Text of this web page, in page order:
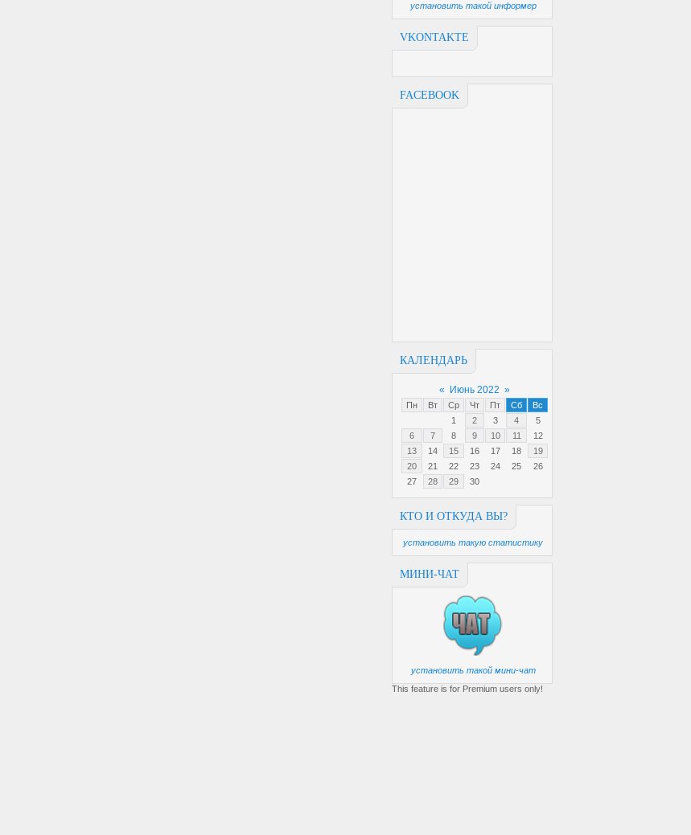
установить такой информер
VKONTAKTE
FACEBOOK
КАЛЕНДАРЬ
« Июнь 2022 »
Пн Вт Ср Чт Пт Сб
Вс
1
2 3 4
5
6
7 8 9 10 11
12
13
14 15 16 17 18
19
20
21 22 23 24 25
26
27
28 29 30
КТО И ОТКУДА ВЫ?
установить такую статистику
МИНИ-ЧАТ
установить такой мини-чат
This feature is for Premium users only!